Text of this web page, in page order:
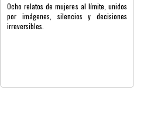
Ocho relatos de mujeres al límite, unidos
por imágenes, silencios y decisiones
irreversibles.